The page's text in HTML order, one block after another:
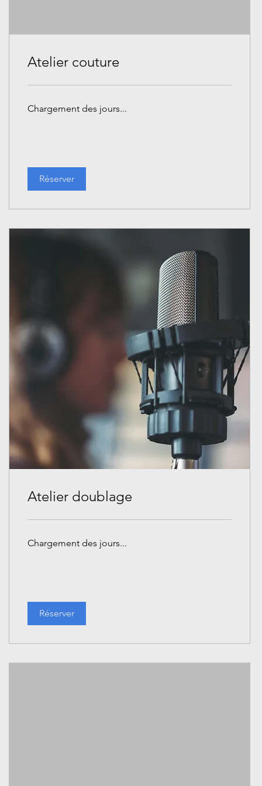
Atelier couture
Chargement des jours...
Réserver
Atelier doublage
Chargement des jours...
Réserver